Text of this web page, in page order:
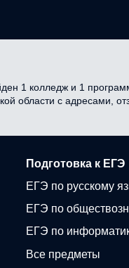
1 колледж и 1
области с
Подготовка к ЕГЭ
ЕГЭ по русскому
ЕГЭ по
ЕГЭ по
Все предметы